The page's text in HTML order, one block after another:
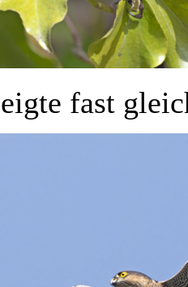
fast